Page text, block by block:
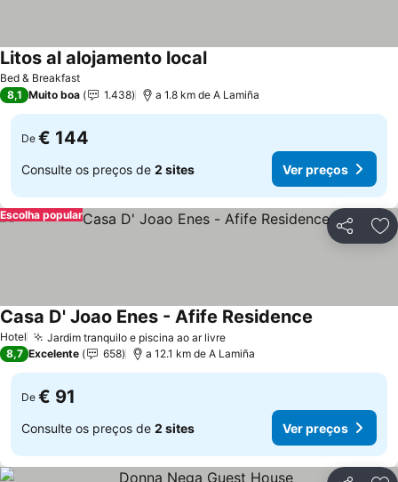
Bed & Breakfast
Litos al alojamento local
8,1 Muito boa 1.438 a 1.8 km de A Lamiña
De € 144
Consulte os preços de 2 sites Ver preços
Partilhar
Escolha popular
Hotel Jardim tranquilo e piscina ao ar livre
Casa D' Joao Enes - Afife Residence
8,7 Excelente 658 a 12.1 km de A Lamiña
De € 91
Consulte os preços de 2 sites Ver preços